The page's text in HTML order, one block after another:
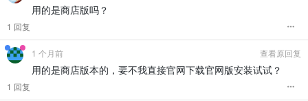
用的是商店版吗？
1 回复
1 个月前 查看原回复
用的是商店版本的，要不我直接官网下载官网版安装试试？
1 回复